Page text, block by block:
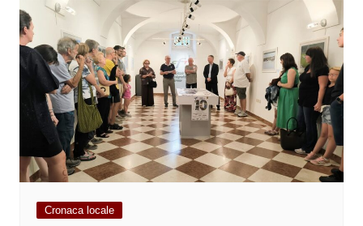
Cronaca locale